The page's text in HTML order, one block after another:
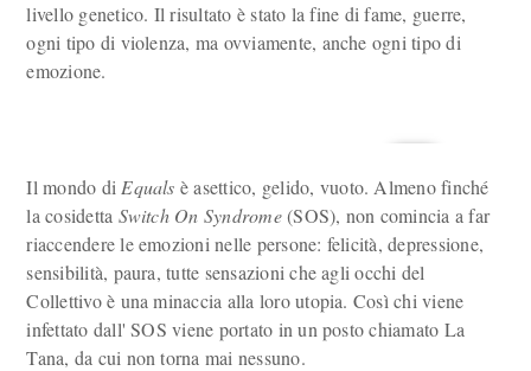
livello genetico. Il risultato è stato la fine di fame, guerre,
ogni tipo di violenza, ma ovviamente, anche ogni tipo di
emozione.
Il mondo di Equals è asettico, gelido, vuoto. Almeno finché
la cosidetta Switch On Syndrome(SOS), non comincia a far
riaccendere le emozioni nelle persone: felicità, depressione,
sensibilità, paura, tutte sensazioni che agli occhi del
Collettivo è una minaccia alla loro utopia. Così chi viene
infettato dall' SOS viene portato in un posto chiamato La
Tana, da cui non torna mai nessuno.